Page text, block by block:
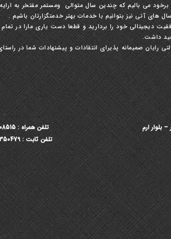
برخود می بالیم که چندین سال متوالی ومستمر مفتخر به
های آتی نیز بتوانیم با خدمات بهتر خدمتگزارتان باشیم .
دیجیتالی خود را بردارید و قطعا دست یاری مارا در
داشت.
رایان صمیمانه پذیرای انتقادات و پیشنهادات شما در
بلوار ارم
تلفن همراه : 09126108515
تلفن ثابت : 33350479-026